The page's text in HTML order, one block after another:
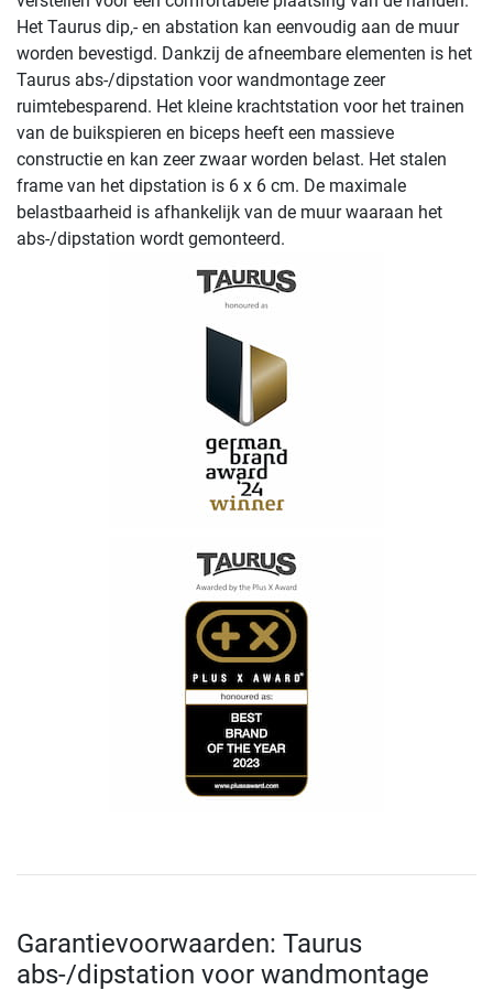
Het Taurus dip,- en abstation kan eenvoudig aan de muur
worden bevestigd. Dankzij de afneembare elementen is het
Taurus abs-/dipstation voor wandmontage zeer
ruimtebesparend. Het kleine krachtstation voor het trainen
van de buikspieren en biceps heeft een massieve
constructie en kan zeer zwaar worden belast. Het stalen
frame van het dipstation is 6 x 6 cm. De maximale
belastbaarheid is afhankelijk van de muur waaraan het
abs-/dipstation wordt gemonteerd.
Garantievoorwaarden: Taurus
abs-/dipstation voor wandmontage